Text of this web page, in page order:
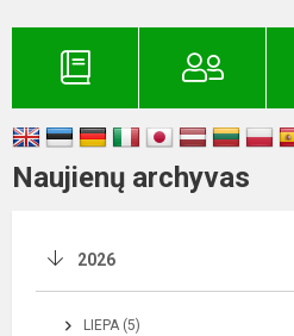
Naujienų archyvas
2026
LIEPA (5)